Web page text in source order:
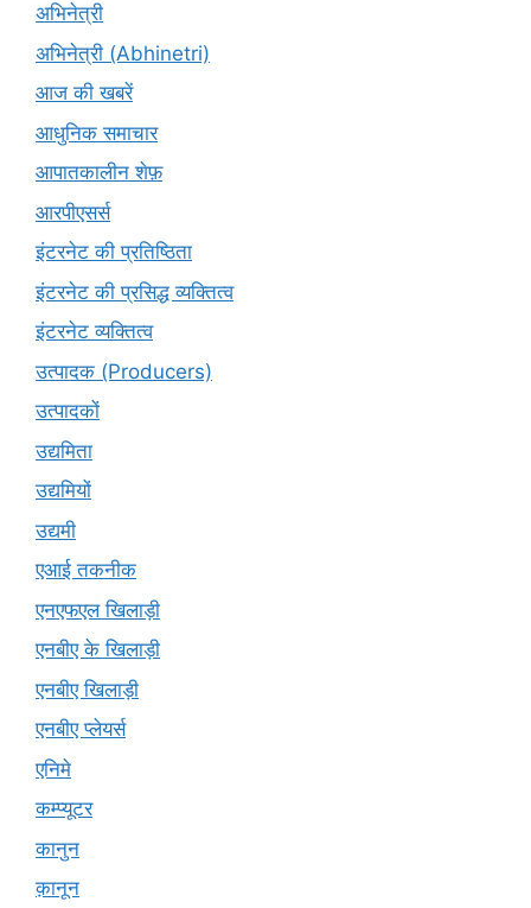
अभिनेत्री
अभिनेत्री (Abhinetri)
आज की खबरें
आधुनिक समाचार
आपातकालीन शेफ़
आरपीएसर्स
इंटरनेट की प्रतिष्ठिता
इंटरनेट की प्रसिद्ध व्यक्तित्व
इंटरनेट व्यक्तित्व
उत्पादक (Producers)
उत्पादकों
उद्यमिता
उद्यमियों
उद्यमी
एआई तकनीक
एनएफएल खिलाड़ी
एनबीए के खिलाड़ी
एनबीए खिलाड़ी
एनबीए प्लेयर्स
एनिमे
कम्प्यूटर
कानुन
क़ानून